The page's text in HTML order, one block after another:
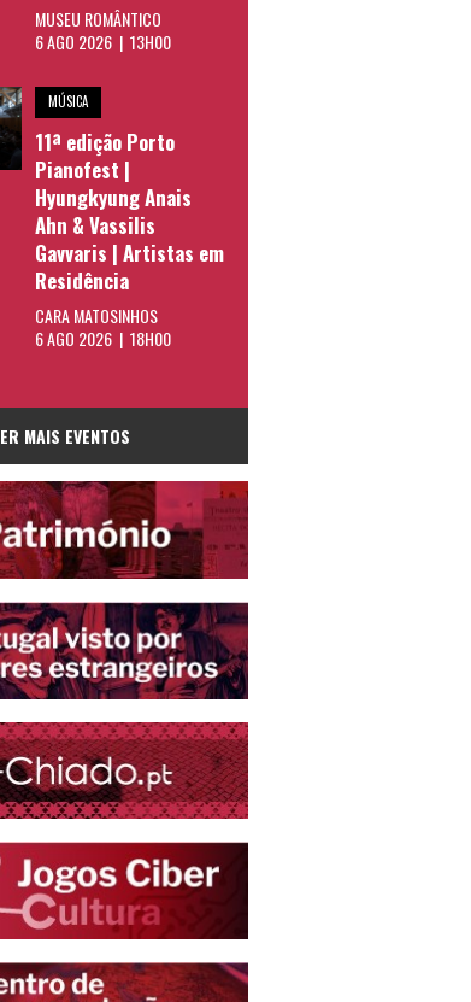
MUSEU ROMÂNTICO
6 AGO 2026 | 13H00
MÚSICA
11ª edição Porto
Pianofest |
Hyungkyung Anais
Ahn & Vassilis
Gavvaris | Artistas em
Residência
CARA MATOSINHOS
6 AGO 2026 | 18H00
MAIS EVENTOS